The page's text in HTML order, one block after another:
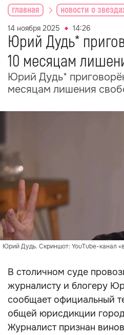
главная новости о
14 ноября 2025 14:26
Юрий Дудь*
10 месяцам
Юрий Дудь*
месяцам лишения
Юрий Дудь. Скриншот: YouTube-канал
В столичном суде
журналисту и блогеру
сообщает официальный
общей юрисдикции
Журналист признан